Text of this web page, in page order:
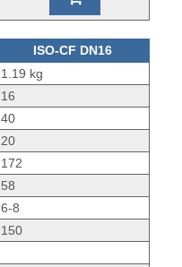
ISO-CF DN16
1.19 kg
16
40
20
172
58
6-8
150